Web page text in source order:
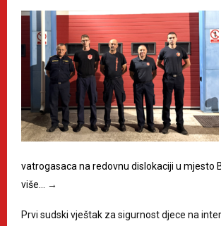
vatrogasaca na redovnu dislokaciji u mjesto
više… →
Prvi sudski vještak za sigurnost djece na